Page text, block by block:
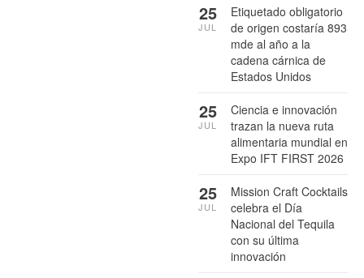
Etiquetado obligatorio
de origen costaría 893
mde al año a la
cadena cárnica de
Estados Unidos
25
JUL
Ciencia e innovación
trazan la nueva ruta
alimentaria mundial en
Expo IFT FIRST 2026
25
JUL
Mission Craft Cocktails
celebra el Día
Nacional del Tequila
con su última
innovación
25
JUL